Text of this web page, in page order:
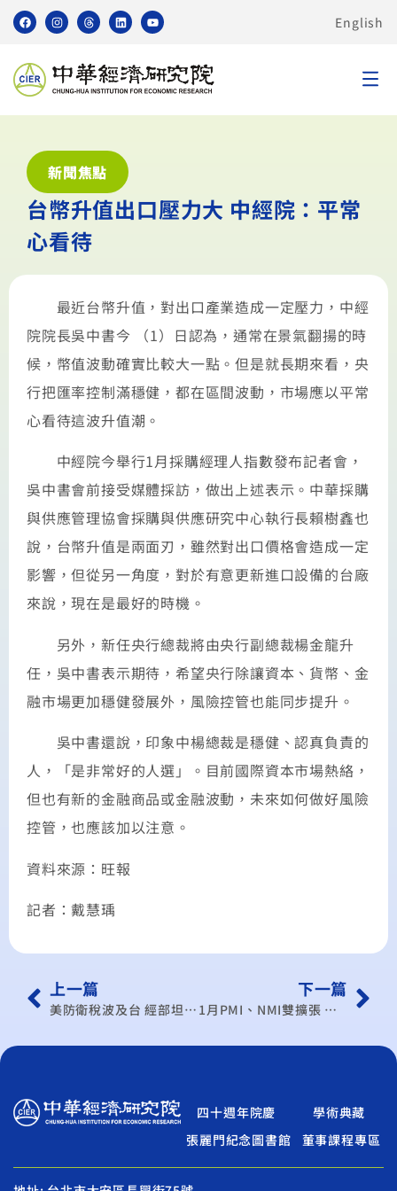
English
新聞焦點
台幣升值出口壓力大 中經院：平常
心看待
最近台幣升值，對出口產業造成一定壓力，中經
院院長吳中書今 （1）日認為，通常在景氣翻揚的時
候，幣值波動確實比較大一點。但是就長期來看，央
行把匯率控制滿穩健，都在區間波動，市場應以平常
心看待這波升值潮。
中經院今舉行1月採購經理人指數發布記者會，
吳中書會前接受媒體採訪，做出上述表示。中華採購
與供應管理協會採購與供應研究中心執行長賴樹鑫也
說，台幣升值是兩面刃，雖然對出口價格會造成一定
影響，但從另一角度，對於有意更新進口設備的台廠
來說，現在是最好的時機。
另外，新任央行總裁將由央行副總裁楊金龍升
任，吳中書表示期待，希望央行除讓資本、貨幣、金
融市場更加穩健發展外，風險控管也能同步提升。
吳中書還說，印象中楊總裁是穩健、認真負責的
人，「是非常好的人選」。目前國際資本市場熱絡，
但也有新的金融商品或金融波動，未來如何做好風險
控管，也應該加以注意。
資料來源：旺報
記者：戴慧瑀
上一篇
美防衛稅波及台 經部坦言傷害大
下一篇
1月PMI、NMI雙擴張 中經院：景氣復甦中
四十週年院慶
學術典藏
張麗門紀念圖書館
董事課程專區